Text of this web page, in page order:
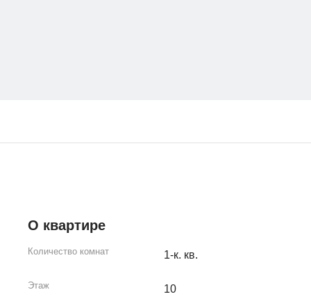
О квартире
Количество комнат 1-к. кв.
Этаж 10